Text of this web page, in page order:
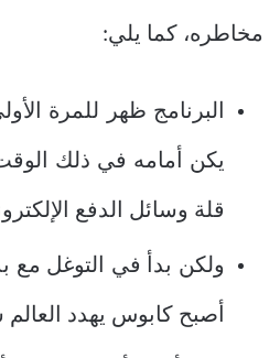
مخاطره، كما يلي:
يكن أمامه في ذلك
قلة وسائل الدفع
أصبح كابوس يهدد العالم سنة